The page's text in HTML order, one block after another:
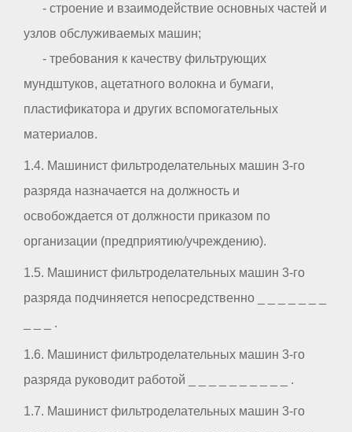
- строение и взаимодействие основных частей и
узлов обслуживаемых машин;
- требования к качеству фильтрующих
мундштуков, ацетатного волокна и бумаги,
пластификатора и других вспомогательных
материалов.
1.4. Машинист фильтроделательных машин 3-го
разряда назначается на должность и
освобождается от должности приказом по
организации (предприятию/учреждению).
1.5. Машинист фильтроделательных машин 3-го
разряда подчиняется непосредственно _ _ _ _ _ _ _
_ _ _ .
1.6. Машинист фильтроделательных машин 3-го
разряда руководит работой _ _ _ _ _ _ _ _ _ _ .
1.7. Машинист фильтроделательных машин 3-го